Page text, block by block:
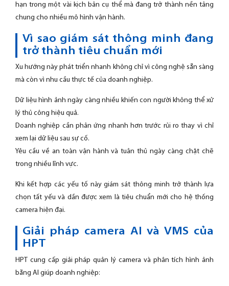
hạn trong một vài kịch bản cụ thể mà đang trở thành nền tảng
chung cho nhiều mô hình vận hành.
Vì sao giám sát thông minh đang
trở thành tiêu chuẩn mới
Xu hướng này phát triển nhanh không chỉ vì công nghệ sẵn sàng
mà còn vì nhu cầu thực tế của doanh nghiệp.
Dữ liệu hình ảnh ngày càng nhiều khiến con người không thể xử
lý thủ công hiệu quả.
Doanh nghiệp cần phản ứng nhanh hơn trước rủi ro thay vì chỉ
xem lại dữ liệu sau sự cố.
Yêu cầu về an toàn vận hành và tuân thủ ngày càng chặt chẽ
trong nhiều lĩnh vực.
Khi kết hợp các yếu tố này giám sát thông minh trở thành lựa
chọn tất yếu và dần được xem là tiêu chuẩn mới cho hệ thống
camera hiện đại.
Giải pháp camera AI và VMS của
HPT
HPT cung cấp giải pháp quản lý camera và phân tích hình ảnh
bằng AI giúp doanh nghiệp: